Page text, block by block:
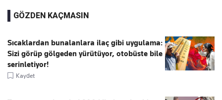
GÖZDEN KAÇMASIN
Sıcaklardan bunalanlara ilaç gibi uygulama:
Sizi görüp gölgeden yürütüyor, otobüste bile
serinletiyor!
Kaydet